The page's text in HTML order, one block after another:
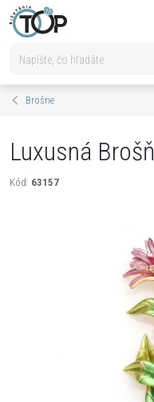
Prejsť
na
Brošne
Luxusná
Kód: 63157